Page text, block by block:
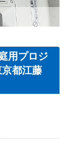
用プロジ
都江藤